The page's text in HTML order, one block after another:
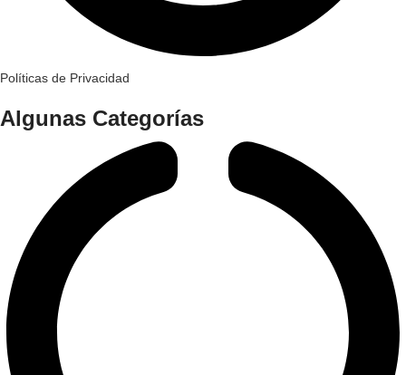
Políticas de Privacidad
Algunas Categorías